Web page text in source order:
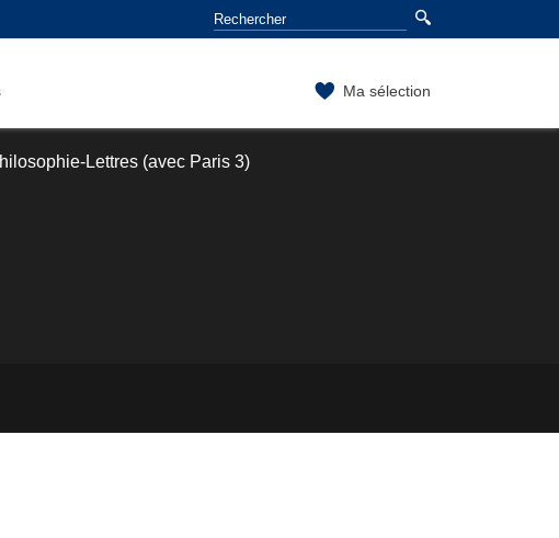
Ma sélection
Lettres (avec Paris 3)